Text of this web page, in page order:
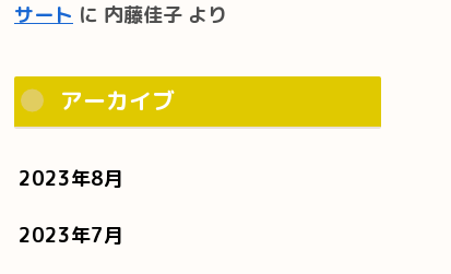
サート に 内藤佳子 より
アーカイブ
2023年8月
2023年7月